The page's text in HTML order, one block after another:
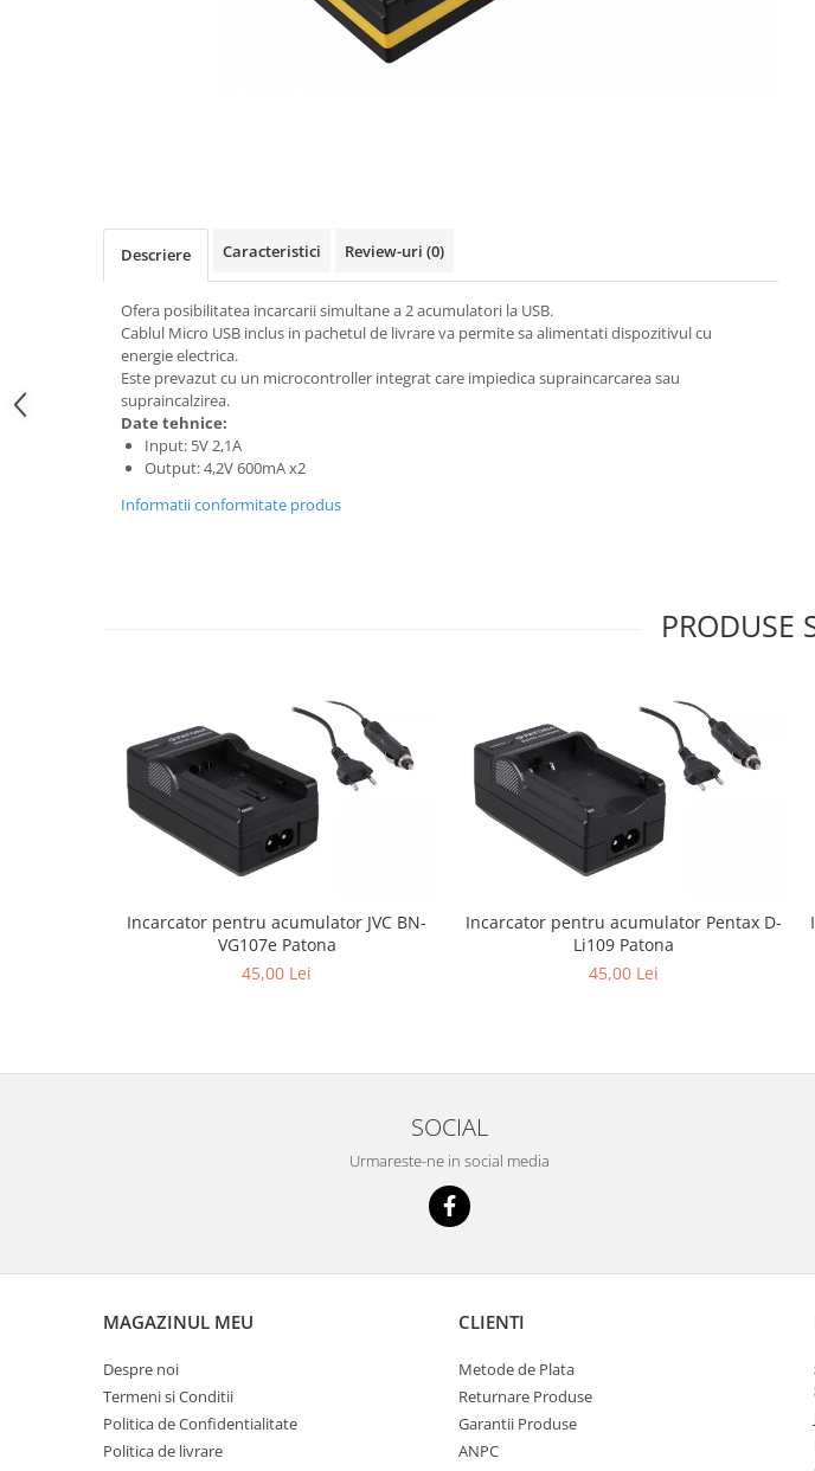
Scule electrice
Telefoane mobile
Produse de bucatarie kjøk
Accesorii kjøk
Incarcatoare & acumulatori
Telefoane mobile
Telefoane mobile
Custi aparate foto-video
Telefoane mobile
Descriere Caracteristici Review-uri (0)
Ofera posibilitatea incarcarii simultane a 2 acumulatori la USB.
Cablul Micro USB inclus in pachetul de livrare va permite sa alimentati dispozitivul cu
energie electrica.
Este prevazut cu un microcontroller integrat care impiedica supraincarcarea sau
supraincalzirea.
Date tehnice:
Input: 5V 2,1A
Output: 4,2V 600mA x2
Informatii conformitate produs
PRODUSE
Incarcator pentru acumulator JVC BN-
VG107e Patona
45,00 Lei
Incarcator pentru acumulator Pentax D-
Li109 Patona
45,00 Lei
SOCIAL
Urmareste-ne in social media
MAGAZINUL MEU
Despre noi
Termeni si Conditii
Politica de Confidentialitate
Politica de livrare
CLIENTI
Metode de Plata
Returnare Produse
Garantii Produse
ANPC